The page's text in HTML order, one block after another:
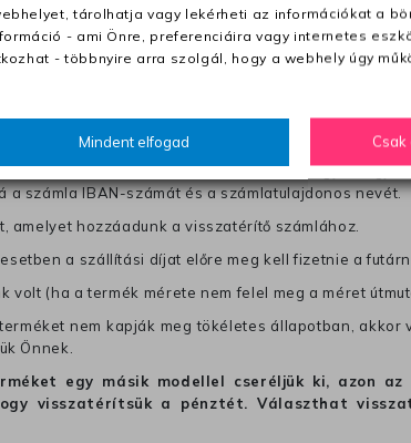
-vissza út)
termékeket, vagy más futárral is elküldheti.
könnyebb azonosítása érdekében tegyen egy
számla IBAN-számát és a számlatulajdonos nevét.
amelyet hozzáadunk a visszatérítő számlához.
a szállítási díjat előre meg kell fizetnie a
(ha a termék mérete nem felel meg a méret
nem kapják meg tökéletes állapotban,
Önnek.
egy másik modellel cseréljük ki, azon
visszatérítsük a pénztét. Választhat
tárolhatja vagy lekérheti az információkat a
- ami Önre, preferenciáira vagy internetes
- többnyire arra szolgál, hogy a webhely úgy
Mindent elfogad